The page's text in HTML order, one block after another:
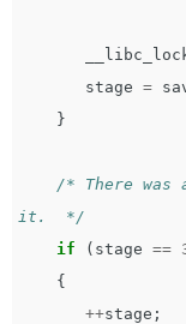
stage =
}
/* There was
it.  */
if
( stage ==
{
++stage ;